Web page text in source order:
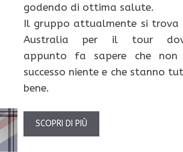
godendo di ottima salute.
Il gruppo attualmente si trova
Australia per il tour
appunto fa sapere che non
successo niente e che stanno
bene.
SCOPRI DI PIÙ